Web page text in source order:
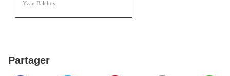
Yvan Balchoy
Partager